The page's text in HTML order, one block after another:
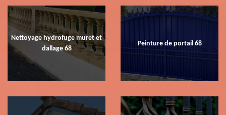
Nettoyage hydrofuge muret et
dallage 68
Peinture de portail 68